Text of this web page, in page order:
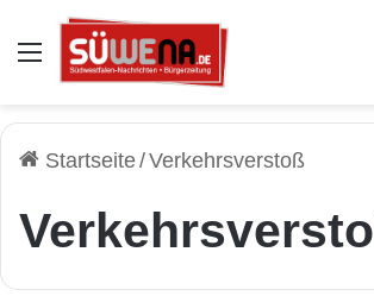
Auswahl
Startseite/Verkehrsverstoß